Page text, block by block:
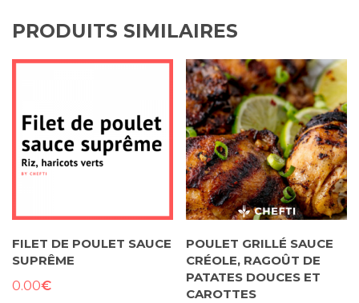
PRODUITS SIMILAIRES
FILET DE POULET SAUCE
SUPRÊME
0.00€
POULET GRILLÉ SAUCE
CRÉOLE, RAGOÛT DE
PATATES DOUCES ET
CAROTTES